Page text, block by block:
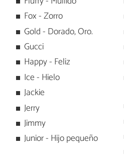
Fox - Zorro
Gold - Dorado, Oro.
Gucci
Happy - Feliz
Ice - Hielo
Jackie
Jerry
Jimmy
Junior - Hijo pequeño